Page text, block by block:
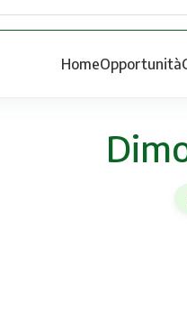
HomeOpportunità